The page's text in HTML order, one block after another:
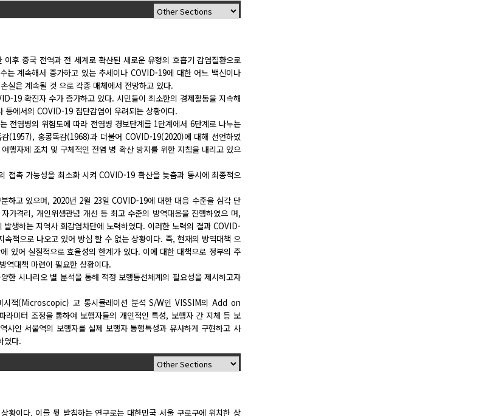
후 중국 전역과 전 세계로 확산된 새로운 유형의 호흡기 감염질환으로
계속해서 증가하고 있는 추세이나 COVID-19에 대한 어느 백신이나
실은 계속될 것 으로 각종 매체에서 전망하고 있다.
19 확진자 수가 증가하고 있다. 시민들이 최소한의 경제활동을 지속해
에서의 COVID-19 집단감염이 우려되는 상황이다.
염병의 위험도에 따라 전염병 경보단계를 1단계에서 6단계로 나누는
(1957), 홍콩독감(1968)과 더불어 COVID-19(2020)에 대해 선언하였
자제 조치 및 구체적인 전염 병 확산 방지를 위한 지침을 내리고 있으
촉 가능성을 최소화 시켜 COVID-19 확산을 늦춤과 동시에 최종적으
하고 있으며, 2020년 2월 23일 COVID-19에 대한 대응 수준을 심각 단
가격리, 개인위생관념 개선 등 최고 수준의 방역대응을 진행하였으 며,
생하는 지역사 회감염차단에 노력하였다. 이러한 노력의 결과 COVID-
적으로 나오고 있어 방심 할 수 없는 상황이다. 즉, 현재의 방역대책 으
어 실질적으로 효율성의 한계가 있다. 이에 대한 대책으로 정부의 주
대책 마련이 필요한 상황이다.
시나리오 별 분석을 통해 적정 보행동선체계의 필요성을 제시하고자
시적(Microscopic) 교 통시뮬레이션 분석 S/W인 VISSIM의 Add on
터 조정을 통하여 보행자들의 개인적인 특성, 보행자 간 지체 등 보
인 서울역의 보행자를 실제 보행자 통행특성과 유사하게 구현하고 사
였다.
황이다. 이를 뒷 받침하는 연구로는 대한민국 서울 구로구에 위치한 상